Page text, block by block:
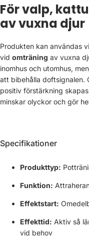
För valp,
av vuxna djur
Produkten kan användas
vid omträning av vuxna
inomhus och utomhus,
att bibehålla doftsignalen.
positiv förstärkning
minskar olyckor och gör
Specifikationer
Produkttyp:
Funktion:
Effektstart:
Effekttid: Aktiv så
vid behov